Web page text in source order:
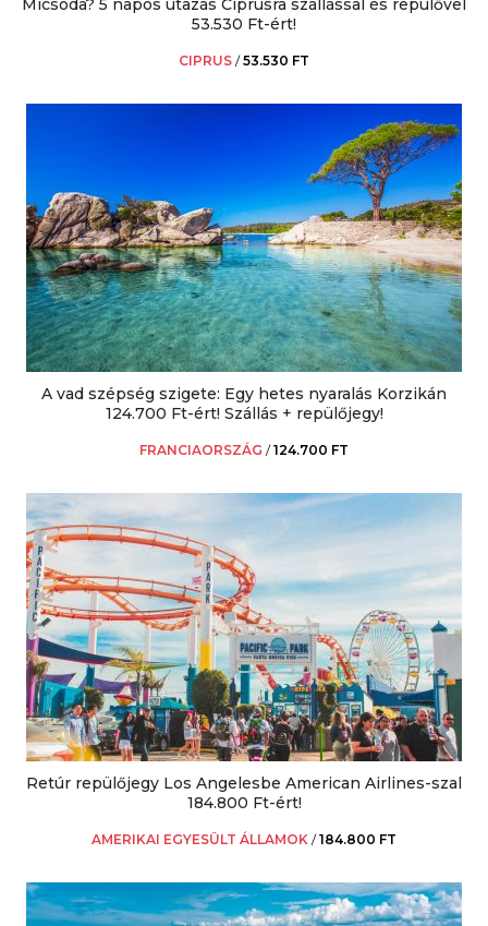
Micsoda? 5 napos utazás Ciprusra szállással és repülővel
53.530 Ft-ért!
CIPRUS /53.530 FT
A vad szépség szigete: Egy hetes nyaralás Korzikán
124.700 Ft-ért! Szállás + repülőjegy!
FRANCIAORSZÁG /124.700 FT
Retúr repülőjegy Los Angelesbe American Airlines-szal
184.800 Ft-ért!
AMERIKAI EGYESÜLT ÁLLAMOK /184.800 FT